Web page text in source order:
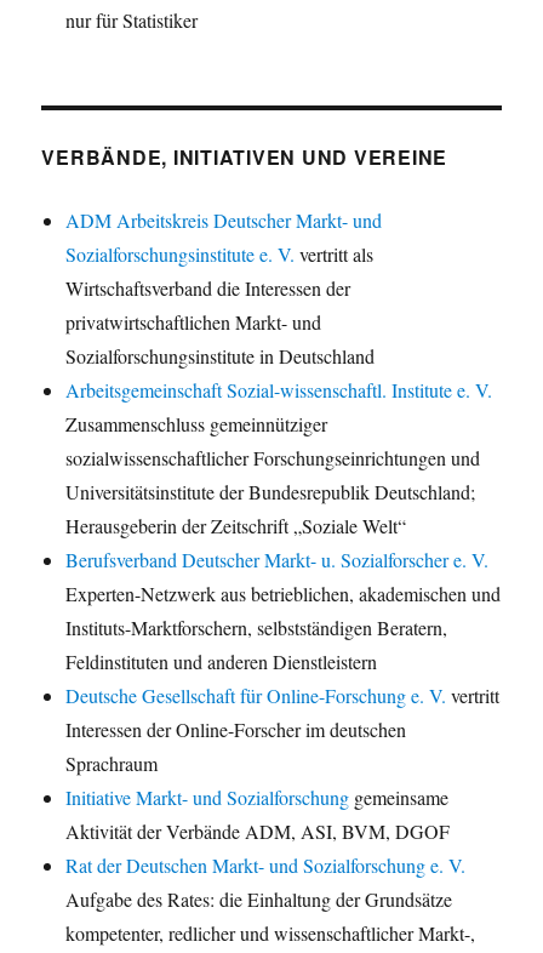
nur für Statistiker
VERBÄNDE, INITIATIVEN UND VEREINE
ADM Arbeitskreis Deutscher Markt- und
Sozialforschungsinstitute e. V. vertritt als
Wirtschaftsverband die Interessen der
privatwirtschaftlichen Markt- und
Sozialforschungsinstitute in Deutschland
Arbeitsgemeinschaft Sozial-wissenschaftl. Institute e. V.
Zusammenschluss gemeinnütziger
sozialwissenschaftlicher Forschungseinrichtungen und
Universitätsinstitute der Bundesrepublik Deutschland;
Herausgeberin der Zeitschrift „Soziale Welt“
Berufsverband Deutscher Markt- u. Sozialforscher e. V.
Experten-Netzwerk aus betrieblichen, akademischen und
Instituts-Marktforschern, selbstständigen Beratern,
Feldinstituten und anderen Dienstleistern
Deutsche Gesellschaft für Online-Forschung e. V. vertritt
Interessen der Online-Forscher im deutschen
Sprachraum
Initiative Markt- und Sozialforschung gemeinsame
Aktivität der Verbände ADM, ASI, BVM, DGOF
Rat der Deutschen Markt- und Sozialforschung e. V.
Aufgabe des Rates: die Einhaltung der Grundsätze
kompetenter, redlicher und wissenschaftlicher Markt-,